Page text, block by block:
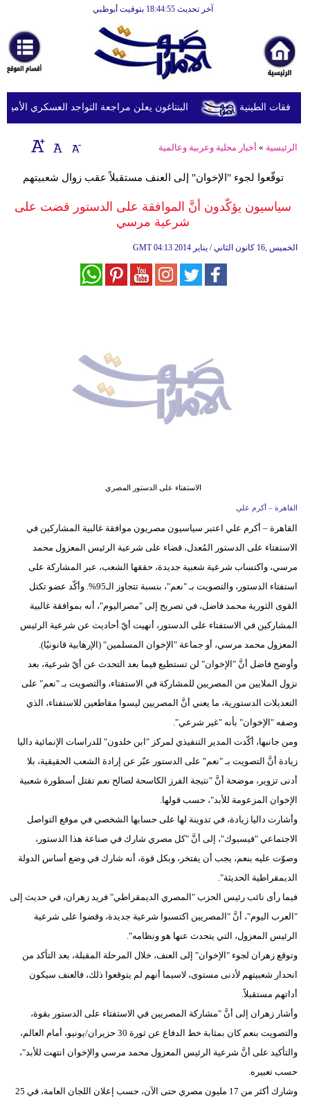
آخر تحديث 18:44:55 بتوقيت أبوظبي
أخبارعاجلة
رياضة
ثقافة
إقتصاد
وموسيقى
علوم
وتكنولوجيا
مدوَّنات
أبراج
فيديو
البنتاغون يعلن مراجعة التواجد العسكري
الرئيسية » أخبار محلية وعربية وعالمية
توقّعوا لجوء "الإخوان" إلى العنف مستقبلاً عقب زوال شعبيتهم
سياسيون يؤكّدون أنَّ الموافقة على الدستور قضت على
شرعية مرسي
GMT 04:13 2014 الخميس ,16 كانون الثاني / يناير
الاستفتاء على الدستور المصري
القاهرة – أكرم علي
القاهرة – أكرم علي اعتبر سياسيون مصريون موافقة غالبية المشاركين في
الاستفتاء على الدستور المُعدل، قضاء على شرعية الرئيس المعزول محمد
مرسي، واكتساب شرعية شعبية جديدة، حققها الشعب، عبر المشاركة على
استفتاء الدستور، والتصويت بـ "نعم"، بنسبة تتجاوز الـ95%. وأكّد عضو تكتل
القوى الثورية محمد فاضل، في تصريح إلى "مصراليوم"، أنه بموافقة غالبية
المشاركين في الاستفتاء على الدستور، أنهيت أيّ أحاديث عن شرعية الرئيس
المعزول محمد مرسي، أو جماعة "الإخوان المسلمين" (الإرهابية قانونيًا).
وأوضح فاضل أنَّ "الإخوان" لن تستطيع فيما بعد التحدث عن أيّ شرعية، بعد
نزول الملايين من المصريين للمشاركة في الاستفتاء، والتصويت بـ "نعم" على
التعديلات الدستورية، ما يعني أنَّ المصريين ليسوا مقاطعين للاستفتاء، الذي
وصفه "الإخوان" بأنه "غير شرعي".
ومن جانبها، أكّدت المدير التنفيذي لمركز "ابن خلدون" للدراسات الإنمائية داليا
زيادة أنَّ التصويت بـ "نعم" على الدستور عبّر عن إرادة الشعب الحقيقية، بلا
أدنى تزوير، موضحة أنَّ "نتيجة الفرز الكاسحة لصالح نعم تقتل أسطورة شعبية
الإخوان المزعومة للأبد"، حسب قولها.
وأشارت داليا زيادة، في تدوينة لها على حسابها الشخصي في موقع التواصل
الاجتماعي "فيسبوك"، إلى أنَّ "كل مصري شارك في صناعة هذا الدستور،
وصوّت عليه بنعم، يجب أن يفتخر، وبكل قوة، أنه شارك في وضع أساس الدولة
الديمقراطية الحديثة".
فيما رأى نائب رئيس الحزب "المصري الديمقراطي" فريد زهران، في حديث إلى
"العرب اليوم"، أنَّ "المصريين اكتسبوا شرعية جديدة، وقضوا على شرعية
الرئيس المعزول، التي يتحدث عنها هو ونظامه".
وتوقع زهران لجوء "الإخوان" إلى العنف، خلال المرحلة المقبلة، بعد التأكد من
انحدار شعبيتهم لأدنى مستوى، لاسيما أنهم لم يتوقعوا ذلك، فالعنف سيكون
أداتهم مستقبلاً.
وأشار زهران إلى أنَّ "مشاركة المصريين في الاستفتاء على الدستور بقوة،
والتصويت بنعم كان بمثابة خط الدفاع عن ثورة 30 حزيران/يونيو، أمام العالم،
والتأكيد على أنَّ شرعية الرئيس المعزول محمد مرسي والإخوان انتهت للأبد"،
حسب تعبيره.
وشارك أكثر من 17 مليون مصري حتى الآن، حسب إعلان اللجان العامة، في 25